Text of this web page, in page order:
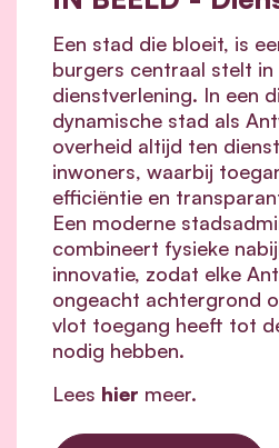
Een stad die bloeit, is
burgers centraal stelt in
dienstverlening. In een
dynamische stad als
overheid altijd ten
inwoners, waarbij
efficiëntie en
Een moderne
combineert fysieke
innovatie, zodat elke
ongeacht achtergrond
vlot toegang heeft tot
nodig hebben.
Lees hier meer.